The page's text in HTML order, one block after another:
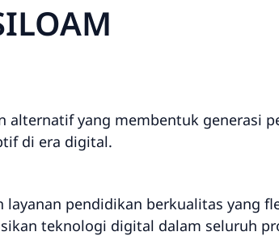
alternatif yang membentuk generasi
di era digital.
layanan pendidikan berkualitas yang
teknologi digital dalam seluruh